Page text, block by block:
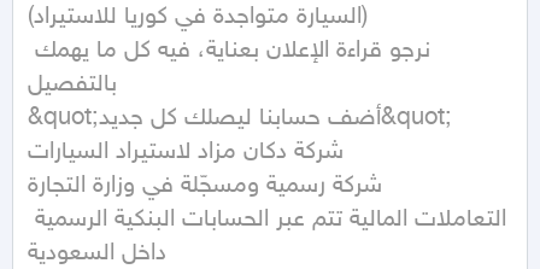
(السيارة متواجدة في كوريا للاستيراد)
بالتفصيل
&quot;أضف حسابنا ليصلك كل جديد&quot;
شركة دكان مزاد لاستيراد السيارات
شركة رسمية ومسجّلة في وزارة التجارة
داخل السعودية